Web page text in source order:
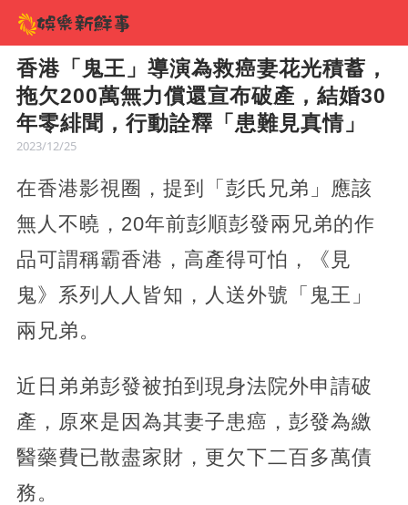
香港「鬼王」導演為救癌妻花光積蓄，
拖欠200萬無力償還宣布破產，結婚30
年零緋聞，行動詮釋「患難見真情」
2023/12/25
在香港影視圈，提到「彭氏兄弟」應該
無人不曉，20年前彭順彭發兩兄弟的作
品可謂稱霸香港，高產得可怕，《見
鬼》系列人人皆知，人送外號「鬼王」
兩兄弟。
近日弟弟彭發被拍到現身法院外申請破
產，原來是因為其妻子患癌，彭發為繳
醫藥費已散盡家財，更欠下二百多萬債
務。